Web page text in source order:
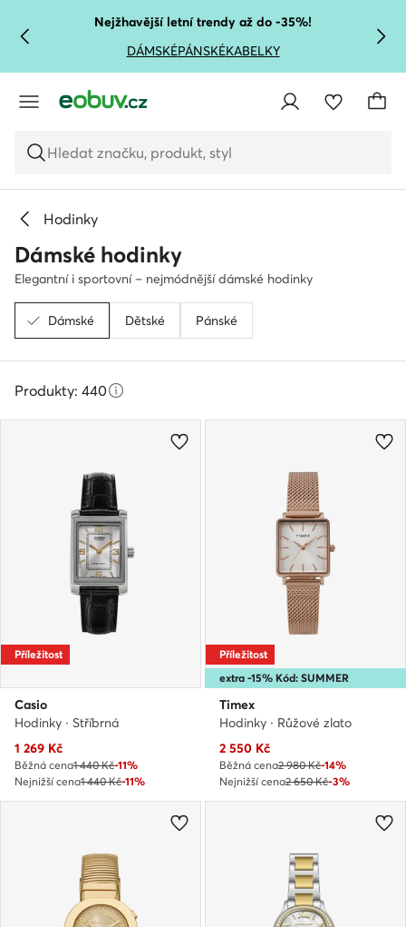
PŘEJÍT NA HLAVNÍ OBSAH
PŘEJÍT NA VYHLEDÁVÁNÍ
Nejžhavější letní trendy až do -35%!
DÁMSKÉPÁNSKÉKABELKY
Hledat značku, produkt, styl
Hodinky
Dámské hodinky
Elegantní i sportovní – nejmódnější dámské hodinky
Dámské Dětské Pánské
Produkty: 440
Příležitost
Casio
Hodinky · Stříbrná
Aktuální cena
1 269 Kč
Běžná cena1 440 Kč-11%
Nejnižší cena1 440 Kč-11%
extra -15% Kód: SUMMER
Příležitost
Timex
Hodinky · Růžové zlato
Aktuální cena
2 550 Kč
Běžná cena2 980 Kč-14%
Nejnižší cena2 650 Kč-3%